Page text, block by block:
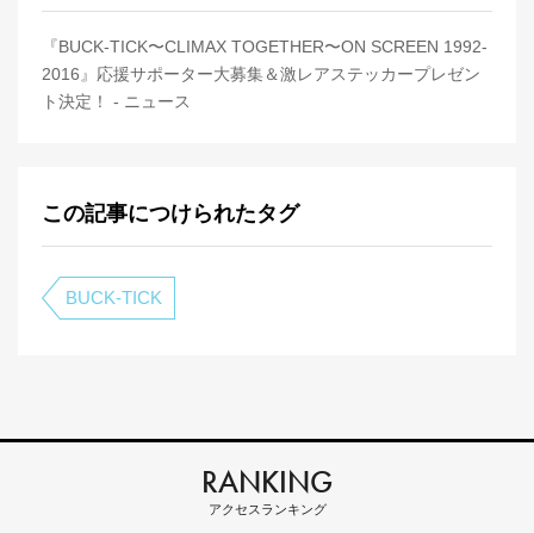
『BUCK-TICK〜CLIMAX TOGETHER〜ON SCREEN 1992-
2016』応援サポーター大募集＆激レアステッカープレゼン
ト決定！ - ニュース
この記事につけられたタグ
BUCK-TICK
RANKING
アクセスランキング